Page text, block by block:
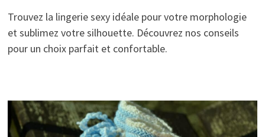
Trouvez la lingerie sexy idéale pour votre morphologie
et sublimez votre silhouette. Découvrez nos conseils
pour un choix parfait et confortable.